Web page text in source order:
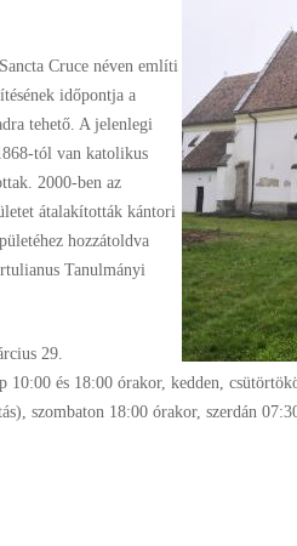
Cruce néven említi
időpontja a
tehető. A jelenlegi
tól van katolikus
2000-ben az
átalakították kántori
hozzátoldva
Tanulmányi
29.
10:00 és 18:00 órakor, kedden,
szombaton 18:00 órakor, szerdán